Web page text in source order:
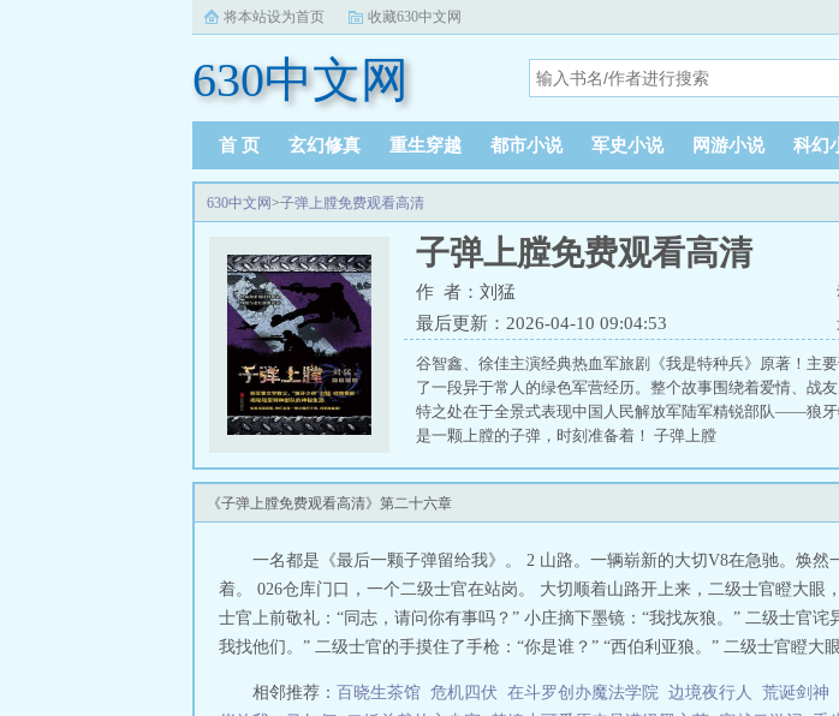
将本站设为首页 收藏630中文网
630中文网
首 页 玄幻修真 重生穿越 都市小说 军史小说 网游小说 科幻
630中文网>子弹上膛免费观看高清
子弹上膛免费观看高清
作 者：刘猛
最后更新：2026-04-10 09:04:53
谷智鑫、徐佳主演经典热血军旅剧《我是特种兵》原著！主
了一段异于常人的绿色军营经历。整个故事围绕着爱情、战
特之处在于全景式表现中国人民解放军陆军精锐部队——狼
是一颗上膛的子弹，时刻准备着！ 子弹上膛
《子弹上膛免费观看高清》第二十六章
一名都是《最后一颗子弹留给我》。 2 山路。一辆崭新的大切V8在急驰。焕
着。 026仓库门口，一个二级士官在站岗。 大切顺着山路开上来，二级士官瞪大
士官上前敬礼：“同志，请问你有事吗？” 小庄摘下墨镜：“我找灰狼。” 二级士
我找他们。” 二级士官的手摸住了手枪：“你是谁？” “西伯利亚狼。” 二级士官瞪大
相邻推荐： 百晓生茶馆 危机四伏 在斗罗创办魔法学院 边境夜行人 荒诞剑神